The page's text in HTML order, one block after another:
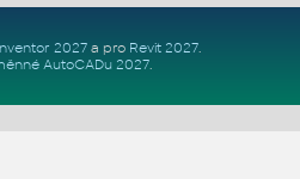
2027a pro Revit 2027.
AutoCADu 2027.